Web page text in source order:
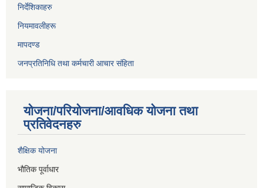
निर्देशिकाहरु
नियमावलीहरू
मापदण्ड
जनप्रतिनिधि तथा कर्मचारी आचार संहिता
योजना/परियोजना/आवधिक योजना तथा
प्रतिवेदनहरु
शैक्षिक योजना
भौतिक पूर्वाधार